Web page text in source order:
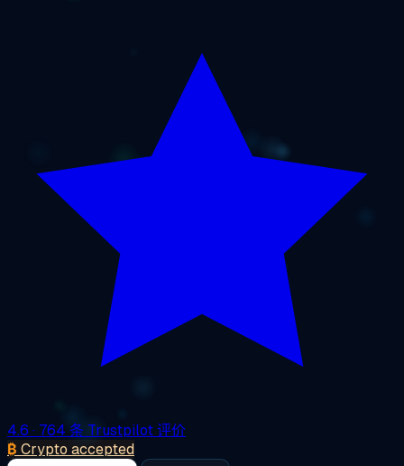
4.6 · 764 条 Trustpilot 评价
₿ Crypto accepted